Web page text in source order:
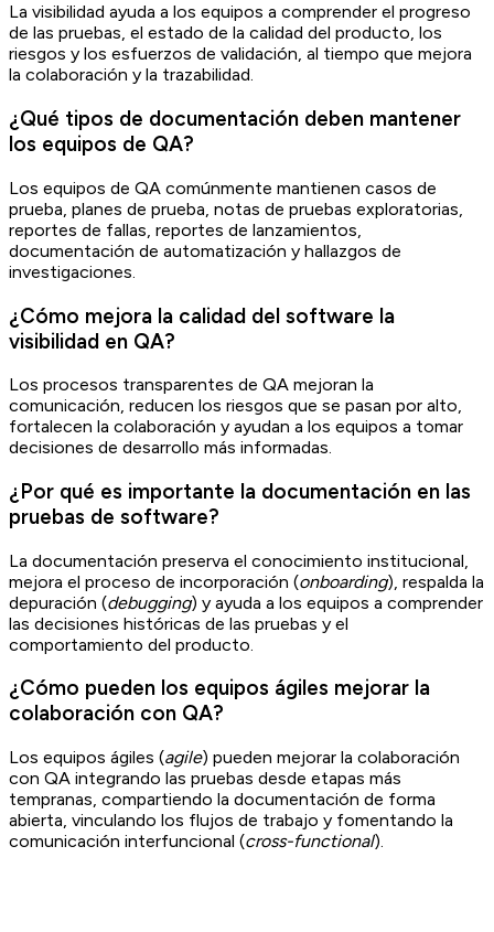
La visibilidad ayuda a los equipos a comprender el progreso
de las pruebas, el estado de la calidad del producto, los
riesgos y los esfuerzos de validación, al tiempo que mejora
la colaboración y la trazabilidad.
¿Qué tipos de documentación deben mantener
los equipos de QA?
Los equipos de QA comúnmente mantienen casos de
prueba, planes de prueba, notas de pruebas exploratorias,
reportes de fallas, reportes de lanzamientos,
documentación de automatización y hallazgos de
investigaciones.
¿Cómo mejora la calidad del software la
visibilidad en QA?
Los procesos transparentes de QA mejoran la
comunicación, reducen los riesgos que se pasan por alto,
fortalecen la colaboración y ayudan a los equipos a tomar
decisiones de desarrollo más informadas.
¿Por qué es importante la documentación en las
pruebas de software?
La documentación preserva el conocimiento institucional,
mejora el proceso de incorporación (onboarding), respalda la
depuración (debugging) y ayuda a los equipos a comprender
las decisiones históricas de las pruebas y el
comportamiento del producto.
¿Cómo pueden los equipos ágiles mejorar la
colaboración con QA?
Los equipos ágiles (agile) pueden mejorar la colaboración
con QA integrando las pruebas desde etapas más
tempranas, compartiendo la documentación de forma
abierta, vinculando los flujos de trabajo y fomentando la
comunicación interfuncional (cross-functional).